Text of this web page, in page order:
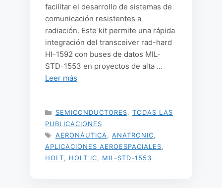
facilitar el desarrollo de sistemas de
comunicación resistentes a
radiación. Este kit permite una rápida
integración del transceiver rad-hard
HI-1592 con buses de datos MIL-
STD-1553 en proyectos de alta …
Leer más
CATEGORÍAS
SEMICONDUCTORES
TODAS LAS
PUBLICACIONES
ETIQUETAS
AERONÁUTICA ANATRONIC
APLICACIONES AEROESPACIALES
HOLT
HOLT IC MIL-STD-1553